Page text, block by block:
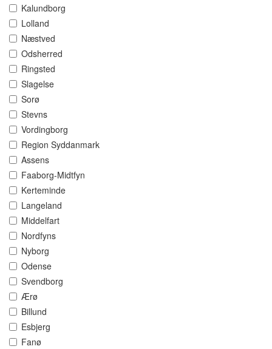
Kalundborg
Lolland
Næstved
Odsherred
Ringsted
Slagelse
Sorø
Stevns
Vordingborg
Region Syddanmark
Assens
Faaborg-Midtfyn
Kerteminde
Langeland
Middelfart
Nordfyns
Nyborg
Odense
Svendborg
Ærø
Billund
Esbjerg
Fanø